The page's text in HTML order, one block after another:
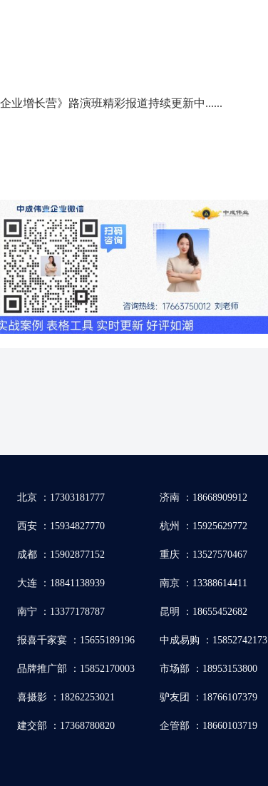
业增长营》路演班精彩报道持续更新中......
北京 ：17303181777 济南 ：18668909912
西安 ：15934827770 杭州 ：15925629772
成都 ：15902877152 重庆 ：13527570467
大连 ：18841138939 南京 ：13388614411
南宁 ：13377178787 昆明 ：18655452682
报喜千家宴 ：15655189196 中成易购 ：15852742173
品牌推广部 ：15852170003 市场部 ：18953153800
喜摄影 ：18262253021 驴友团 ：18766107379
建交部 ：17368780820 企管部 ：18660103719